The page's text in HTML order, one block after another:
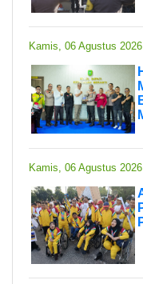
Kamis, 06 Agustus 2026
Kamis, 06 Agustus 2026